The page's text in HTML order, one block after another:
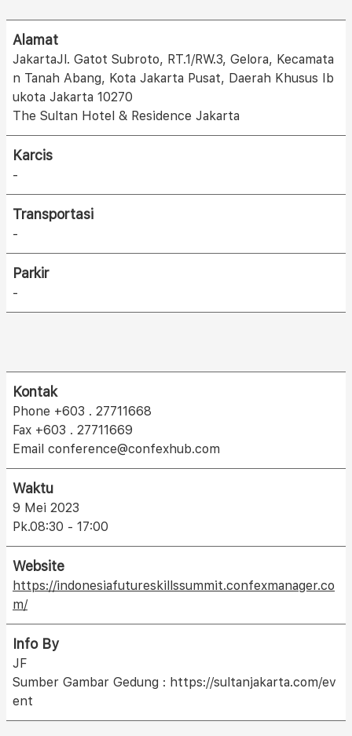
Alamat
JakartaJl. Gatot Subroto, RT.1/RW.3, Gelora, Kecamata
n Tanah Abang, Kota Jakarta Pusat, Daerah Khusus Ib
ukota Jakarta 10270
The Sultan Hotel & Residence Jakarta
Karcis
-
Transportasi
-
Parkir
-
Kontak
Phone +603 . 27711668
Fax +603 . 27711669
Email conference@confexhub.com
Waktu
9 Mei 2023
Pk.08:30 - 17:00
Website
https://indonesiafutureskillssummit.confexmanager.co
m/
Info By
JF
Sumber Gambar Gedung : https://sultanjakarta.com/ev
ent